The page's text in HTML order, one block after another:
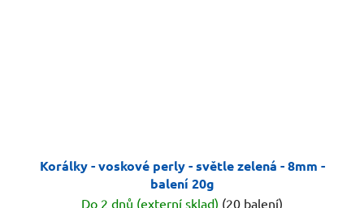
Korálky - voskové perly - světle zelená - 8mm -
balení 20g
Do 2 dnů (externí sklad) (20 balení)